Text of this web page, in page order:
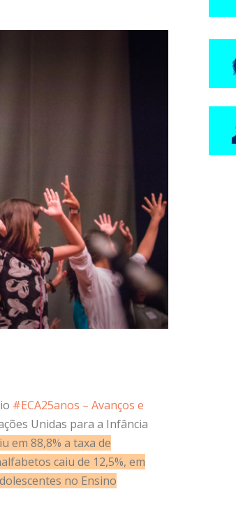
#ECA25anos – Avanços e
Unidas para a Infância
em 88,8% a taxa de
caiu de 12,5%, em
no Ensino